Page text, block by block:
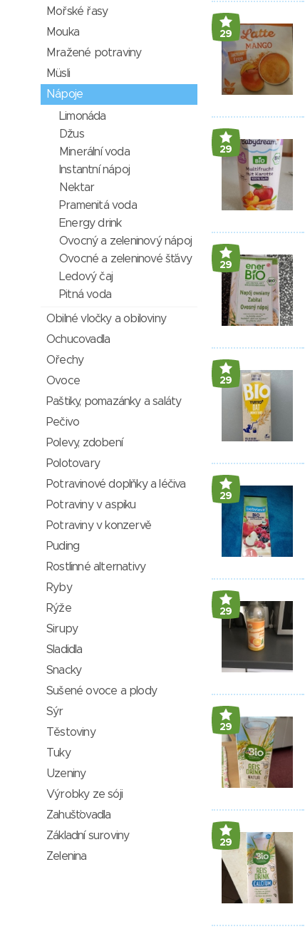
29
29
29
29
29
29
29
29
Mořské řasy
Mouka
Mražené potraviny
Müsli
Nápoje
Limonáda
Džus
Minerální voda
Instantní nápoj
Nektar
Pramenitá voda
Energy drink
Ovocný a zeleninový nápoj
Ovocné a zeleninové šťávy
Ledový čaj
Pitná voda
Obilné vločky a obiloviny
Ochucovadla
Ořechy
Ovoce
Paštiky, pomazánky a saláty
Pečivo
Polevy, zdobení
Polotovary
Potravinové doplňky a léčiva
Potraviny v aspiku
Potraviny v konzervě
Puding
Rostlinné alternativy
Ryby
Rýže
Sirupy
Sladidla
Snacky
Sušené ovoce a plody
Sýr
Těstoviny
Tuky
Uzeniny
Výrobky ze sóji
Zahušťovadla
Základní suroviny
Zelenina